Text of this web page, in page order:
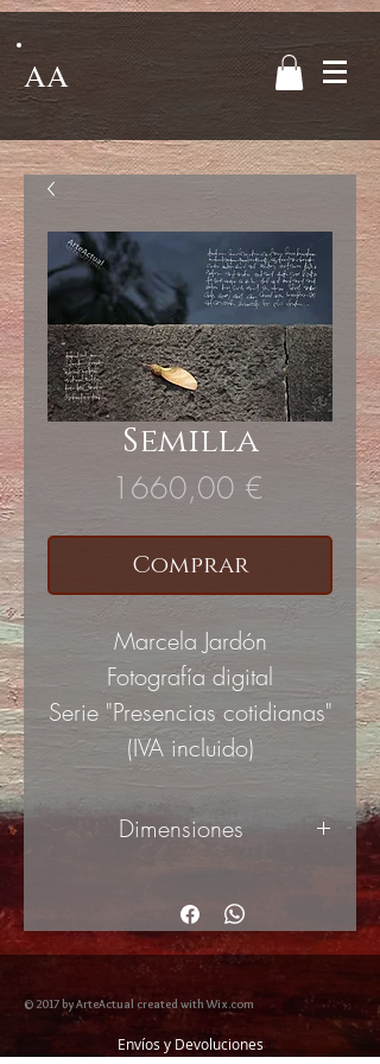
AA
Semilla
1660,00 €
Comprar
Marcela Jardón
Fotografía digital
Serie "Presencias cotidianas"
(IVA incluido)
Dimensiones
© 2017 by ArteActual created with Wix.com
Envíos y Devoluciones